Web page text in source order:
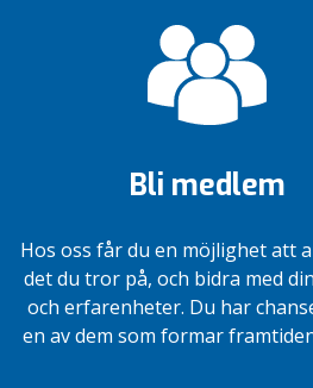
Bli medlem
Hos oss får du en möjlighet att
det du tror på, och bidra med
och erfarenheter. Du har
en av dem som formar